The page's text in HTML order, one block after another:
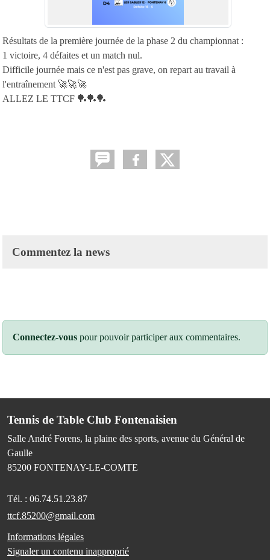
Résultats de la première journée de la phase 2 du championnat :
1 victoire, 4 défaites et un match nul.
Difficile journée mais ce n'est pas grave, on repart au travail à
l'entraînement 🚀🚀🚀
ALLEZ LE TTCF 🏓🏓🏓
Commentez la news
Connectez-vous pour pouvoir participer aux commentaires.
Tennis de Table Club Fontenaisien
Salle André Forens, la plaine des sports, avenue du Général de
Gaulle
85200 FONTENAY-LE-COMTE
Tél. : 06.74.51.23.87
ttcf.85200@gmail.com
Informations légales
Signaler un contenu inapproprié